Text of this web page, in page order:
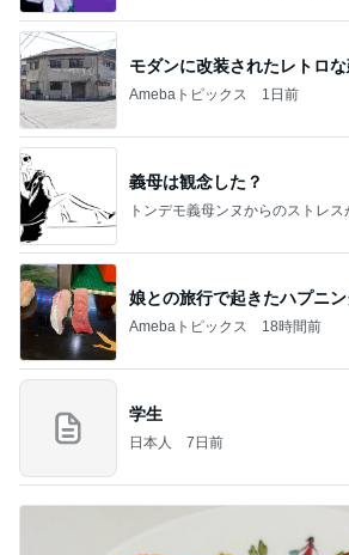
モダンに改装されたレトロ
Amebaトピックス 1日前
義母は観念した？
トンデモ義母ンヌからのストレス
娘との旅行で起きたハプニ
Amebaトピックス 18時間前
学生
日本人 7日前